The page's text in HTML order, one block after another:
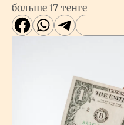
Бизнес
больше 17 тенге